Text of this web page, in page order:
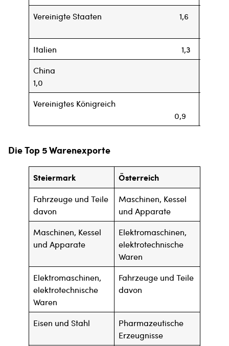
Vereinigte Staaten 1,6
Italien 1,3
China
1,0
Vereinigtes Königreich
0,9
Die Top 5 Warenexporte
Steiermark Österreich
Fahrzeuge und Teile
davon
Maschinen, Kessel
und Apparate
Maschinen, Kessel
und Apparate
Elektromaschinen,
elektrotechnische
Waren
Elektromaschinen,
elektrotechnische
Waren
Fahrzeuge und Teile
davon
Eisen und Stahl
Pharmazeutische
Erzeugnisse